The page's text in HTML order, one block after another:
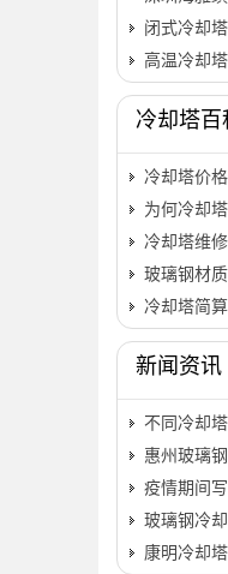
闭式冷却
高温冷却
冷却塔百
冷却塔价
为何冷却
冷却塔维
玻璃钢材
冷却塔简
新闻资讯
不同冷却
惠州玻璃
疫情期间
玻璃钢冷
康明冷却